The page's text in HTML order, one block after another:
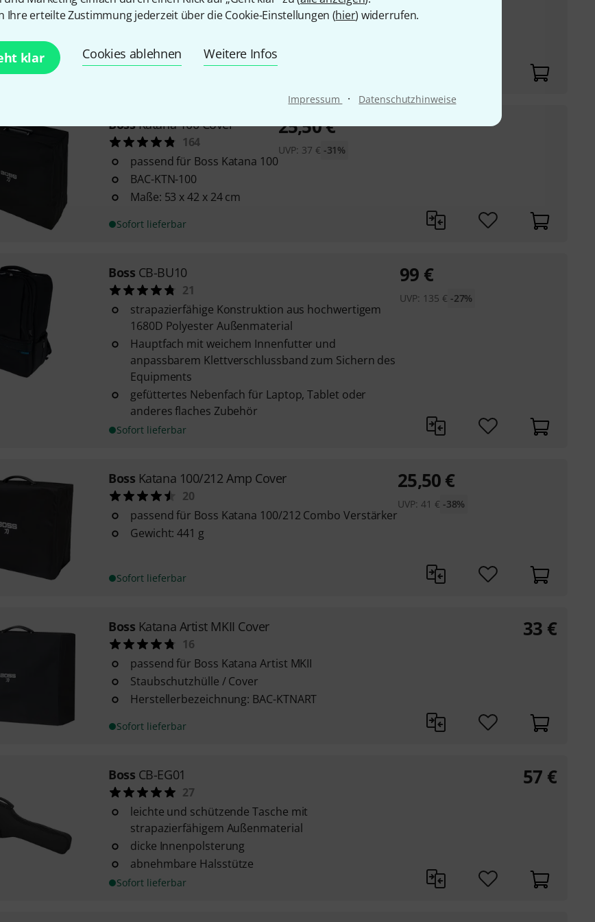
Ihre erteilte Zustimmung jederzeit über die Cookie-Einstellungen (hier) widerrufen.
klar Cookies ablehnen Weitere Infos
Impressum · Datenschutzhinweise
1000, ME-90, ME-90B
Material: außen strapazierfähiges Polyester, innen
Außentasche für Zubehör
BossKatana 100 Cover
164
passend für Boss Katana 100
BAC-KTN-100
Maße: 53 x 42 x 24 cm
Sofort lieferbar
25,50€
UVP: 37 € -31%
Boss CB-BU10
21
strapazierfähige Konstruktion aus hochwertigem
1680D Polyester Außenmaterial
Hauptfach mit weichem Innenfutter und
anpassbarem Klettverschlussband zum Sichern des
Equipments
gefüttertes Nebenfach für Laptop, Tablet oder
anderes flaches Zubehör
Sofort lieferbar
99 €
UVP: 135 € -27%
Boss Katana 100/212 Amp Cover
20
passend für Boss Katana 100/212 Combo Verstärker
Gewicht: 441 g
Sofort lieferbar
25,50€
UVP:41 € -38%
Boss Katana Artist MKII Cover
16
passend für Boss Katana Artist MKII
Staubschutzhülle / Cover
Herstellerbezeichnung: BAC-KTNART
Sofort lieferbar
33 €
Boss CB-EG01
27
leichte und schützende Tasche mit
strapazierfähigem Außenmaterial
dicke Innenpolsterung
abnehmbare Halsstütze
Sofort lieferbar
57 €